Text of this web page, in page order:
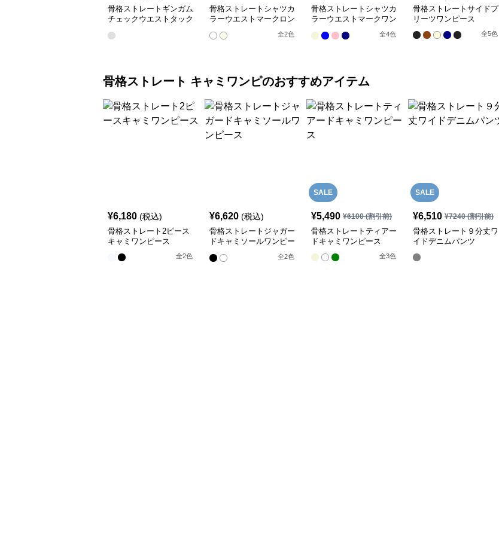
骨格ストレートギンガム
チェックウエストタック
骨格ストレートシャツカ
ラーウエストマークロン
全2色
骨格ストレートシャツカ
ラーウエストマークワン
全4色
骨格ストレートサイドプ
リーツワンピース
全5色
骨格ストレート キャミワンピのおすすめアイテム
¥6,180 (税込)
骨格ストレート2ピース
キャミワンピース
全2色
¥6,620 (税込)
骨格ストレートジャガー
ドキャミソールワンピー
全2色
SALE
¥5,490 ¥6100(割引前)
骨格ストレートティアー
ドキャミワンピース
全3色
SALE
¥6,510 ¥7240(割引前)
骨格ストレート９分丈ワ
イドデニムパンツ